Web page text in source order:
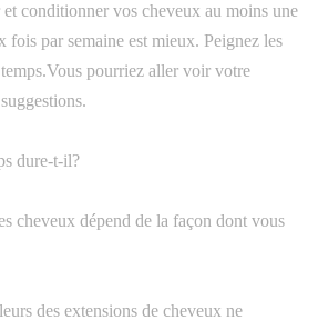
et conditionner vos cheveux au moins une
fois par semaine est mieux. Peignez les
pourriez aller voir votre
dure-t-il?
cheveux dépend de la façon dont vous
des extensions de cheveux ne